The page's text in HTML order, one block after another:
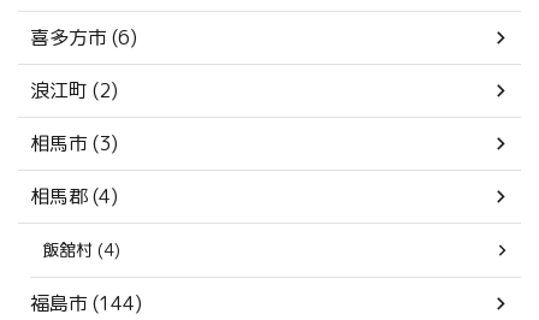
喜多方市 (6)
浪江町 (2)
相馬市 (3)
相馬郡 (4)
飯舘村 (4)
福島市 (144)